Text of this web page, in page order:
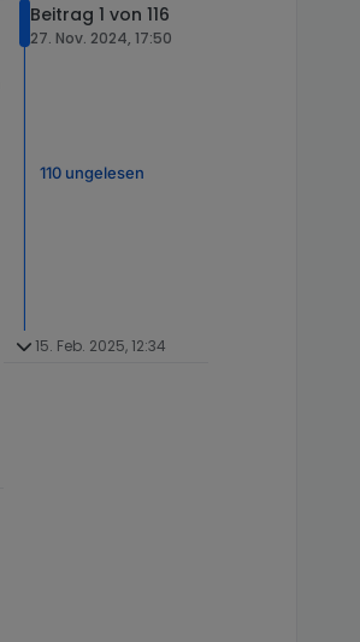
Beitrag 1 von 116
27. Nov. 2024, 17:50
110 ungelesen
15. Feb. 2025, 12:34